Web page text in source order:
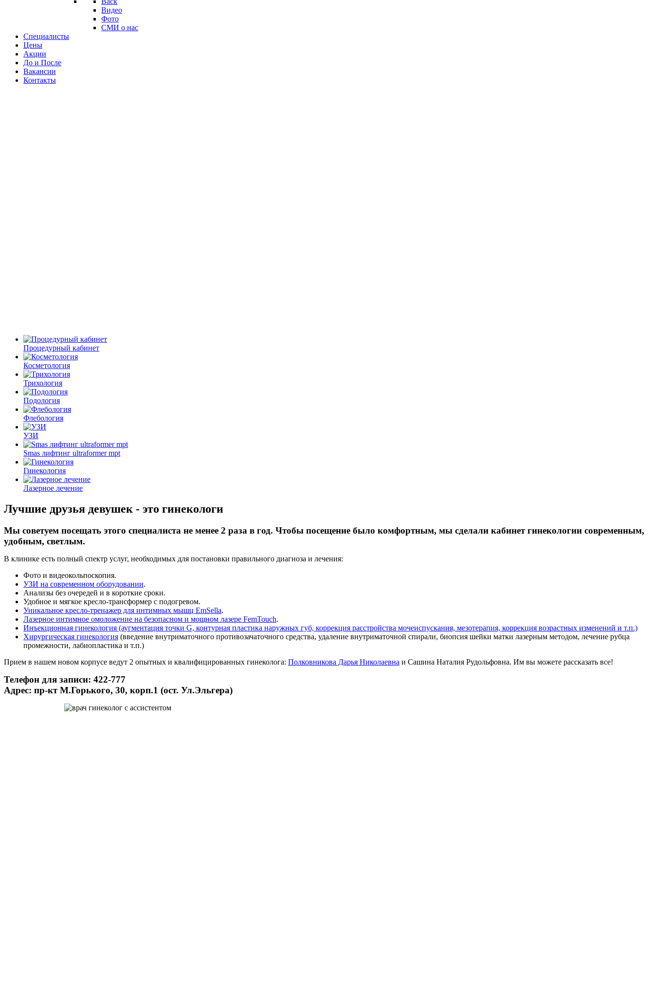
Видео
Фото
СМИ о нас
Специалисты
Цены
Акции
До и После
Вакансии
Контакты
Процедурный кабинет
Косметология
Трихология
Подология
Флебология
УЗИ
Smas лифтинг ultraformer mpt
Гинекология
Лазерное лечение
Лучшие друзья девушек - это гинекологи
Мы советуем посещать этого специалиста не менее 2 раза в год. Чтобы посещение было комфортным, мы сделали кабинет гинекологии современным,
удобным, светлым.
В клинике есть полный спектр услуг, необходимых для постановки правильного диагноза и лечения:
Фото и видеокольпоскопия.
УЗИ на современном оборудовании.
Анализы без очередей и в короткие сроки.
Удобное и мягкое кресло-трансформер с подогревом.
Уникальное кресло-тренажер для интимных мышц EmSella.
Лазерное интимное омоложение на безопасном и мощном лазере FemTouch.
Инъекционная гинекология (аугментация точки G, контурная пластика наружных губ, коррекция расстройства мочеиспускания, мезотерапия, коррекция возрастных изменений и т.п.)
Хирургическая гинекология (введение внутриматочного противозачаточного средства, удаление внутриматочной спирали, биопсия шейки матки лазерным методом, лечение рубца
промежности, лабиопластика и т.п.)
Прием в нашем новом корпусе ведут 2 опытных и квалифицированных гинеколога: Полковникова Дарья Николаевна и Сашина Наталия Рудольфовна. Им вы можете рассказать все!
Телефон для записи: 422-777
Адрес: пр-кт М.Горького, 30, корп.1 (ост. Ул.Эльгера)